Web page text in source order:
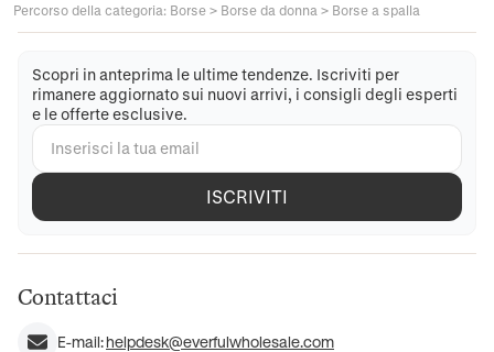
Percorso della categoria: Borse > Borse da donna > Borse a spalla
Scopri in anteprima le ultime tendenze. Iscriviti per
rimanere aggiornato sui nuovi arrivi, i consigli degli esperti
e le offerte esclusive.
ISCRIVITI
Contattaci
E-mail:helpdesk@everfulwholesale.com